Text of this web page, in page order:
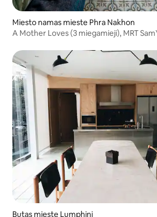
Miesto namas mieste Phra Nakhon
A Mother Loves (3 miegamieji), MRT
Butas mieste Lumphini